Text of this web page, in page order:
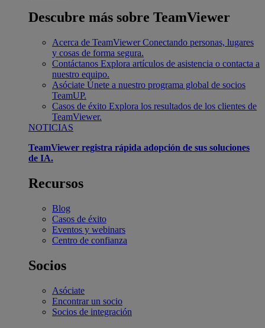
Descubre más sobre TeamViewer
Acerca de TeamViewer Conectando personas, lugares
y cosas de forma segura.
Contáctanos Explora artículos de asistencia o contacta a
nuestro equipo.
Asóciate Únete a nuestro programa global de socios
TeamUP.
Casos de éxito Explora los resultados de los clientes de
TeamViewer.
NOTICIAS
TeamViewer registra rápida adopción de sus soluciones
de IA.
Recursos
Blog
Casos de éxito
Eventos y webinars
Centro de confianza
Socios
Asóciate
Encontrar un socio
Socios de integración